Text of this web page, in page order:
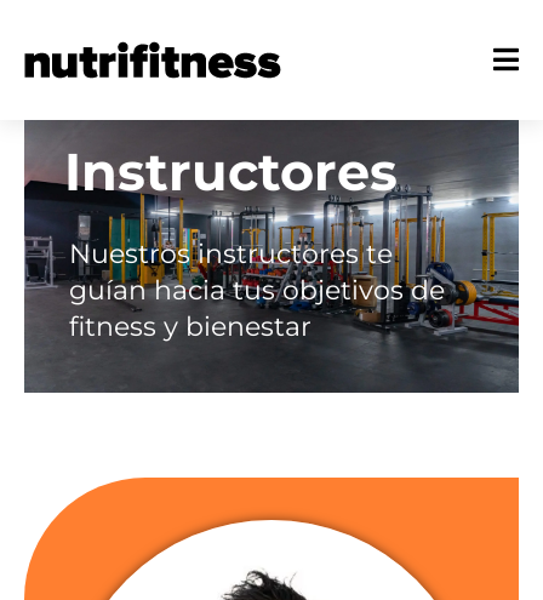
Instructores
Nuestros instructores te
guían hacia tus objetivos de
fitness y bienestar